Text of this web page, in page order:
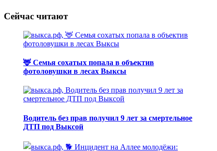
Сейчас читают
🦌 Семья сохатых попала в объектив
фотоловушки в лесах Выксы
Водитель без прав получил 9 лет за смертельное
ДТП под Выксой